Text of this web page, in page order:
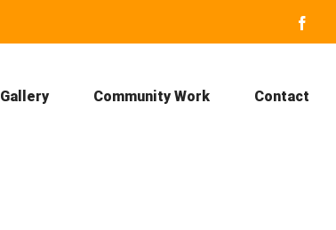
Gallery Community Work Contact